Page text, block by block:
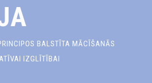
BALSTĪTA MĀCĪŠANĀS
IZGLĪTĪBAI